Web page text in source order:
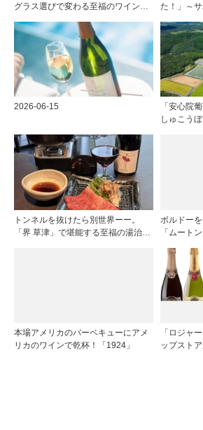
グラス選びで変わる至福のワイン時
た！」～
2026-06-15
「安心院
しゅこう
トンネルを抜けたら別世界ーー。
「界 草津」で堪能する至福の湯治と
ボルドー
「ムート
本場アメリカのバーベキューにアメ
リカのワインで乾杯！「1924」
「ロジャ
ップスト